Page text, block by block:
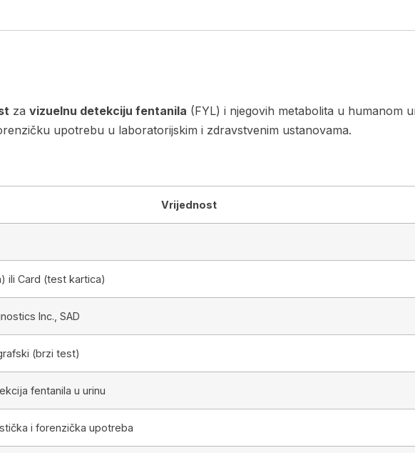
za vizuelnu detekciju fentanila (FYL) i njegovih metabolita u humanom
upotrebu u laboratorijskim i zdravstvenim ustanovama.
Vrijednost
ili Card (test kartica)
Inc., SAD
(brzi test)
fentanila u urinu
i forenzička upotreba